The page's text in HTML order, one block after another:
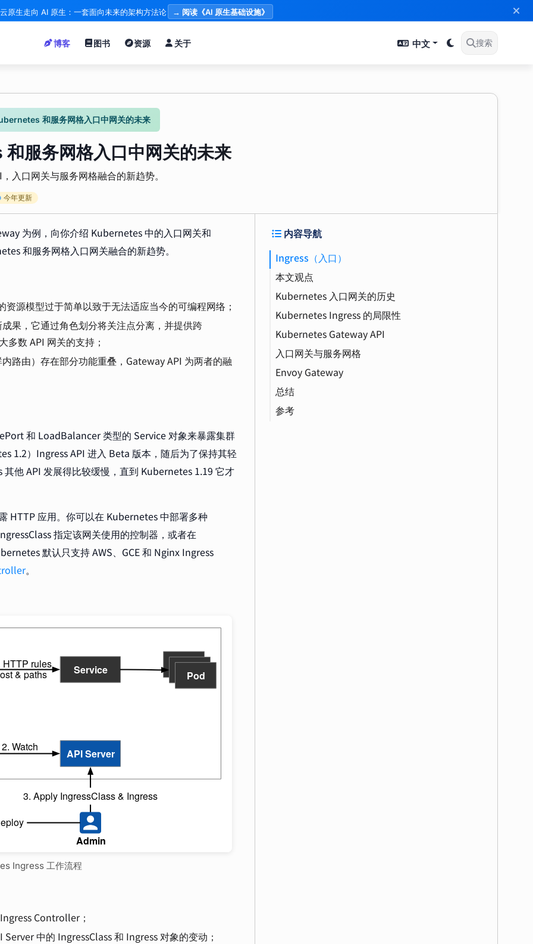
原生走向 AI 原生：一套面向未来的架构方法论 → 阅读《AI 原生基础设施》
博客 图书 资源 关于 中文 搜索
和服务网格入口中网关的未来
服务网格入口中网关的未来
入口网关与服务网格融合的新趋势。
今年更新
为例，向你介绍 Kubernetes 中的入口网关和
和服务网格入口网关融合的新趋势。
源模型过于简单以致于无法适应当今的可编程网络；
果，它通过角色划分将关注点分离，并提供跨
数 API 网关的支持；
路由）存在部分功能重叠，Gateway API 为两者的融
和 LoadBalancer 类型的 Service 对象来暴露集群
1.2）Ingress API 进入 Beta 版本，随后为了保持其轻
他 API 发展得比较缓慢，直到 Kubernetes 1.19 它才
HTTP 应用。你可以在 Kubernetes 中部署多种
指定该网关使用的控制器，或者在
默认只支持 AWS、GCE 和 Nginx Ingress
。
Ingress 工作流程
Controller；
中的 IngressClass 和 Ingress 对象的变动；
内容导航
Ingress（入口）
本文观点
Gateway API（网关 API）
Kubernetes 入口网关的历史
Kubernetes Ingress 的局限性
Kubernetes Gateway API
入口网关与服务网格
Service Mesh（服务网格）
Istio 服务网格
VirtualService（虚拟服务）
Gateway API 融合 Kubernetes 和服务网格的入
Envoy Gateway
云原生（Cloud Native）
总结
参考